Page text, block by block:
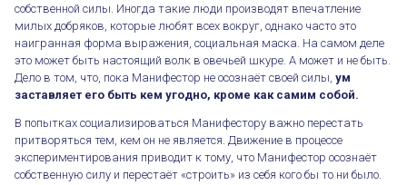
собственной силы. Иногда такие люди производят впечатление
милых добряков, которые любят всех вокруг, однако часто это
наигранная форма выражения, социальная маска. На самом деле
это может быть настоящий волк в овечьей шкуре. А может и не быть.
Дело в том, что, пока Манифестор не осознаёт своей силы, ум
заставляет его быть кем угодно, кроме как самим собой.
В попытках социализироваться Манифестору важно перестать
притворяться тем, кем он не является. Движение в процессе
экспериментирования приводит к тому, что Манифестор осознаёт
собственную силу и перестаёт «строить» из себя кого бы то ни было.